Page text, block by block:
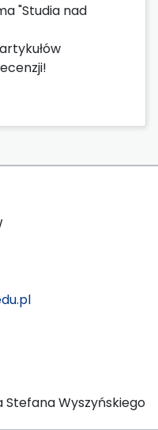
"Studia nad
Stefana Wyszyńskiego